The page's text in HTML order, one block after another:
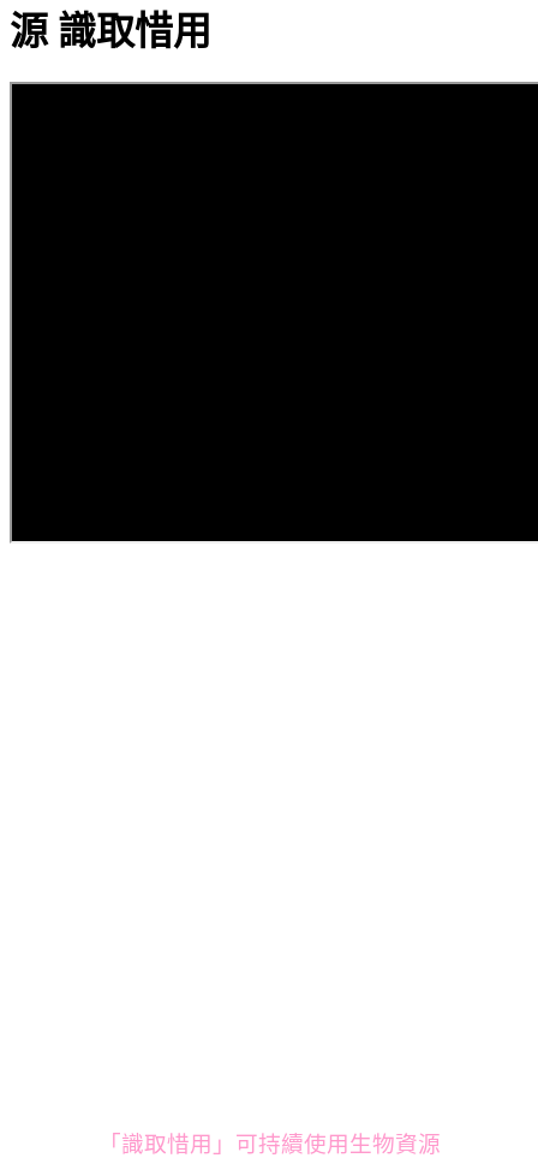
源 識取惜用
「識取惜用」可持續使用生物資源